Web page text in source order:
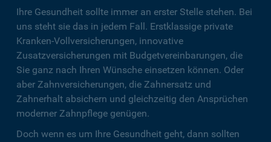
Ihre Gesundheit sollte immer an erster Stelle stehen. Bei
uns steht sie das in jedem Fall. Erstklassige private
Kranken-Vollversicherungen, innovative
Zusatzversicherungen mit Budgetvereinbarungen, die
Sie ganz nach Ihren Wünsche einsetzen können. Oder
aber Zahnversicherungen, die Zahnersatz und
Zahnerhalt absichern und gleichzeitig den Ansprüchen
moderner Zahnpflege genügen.
Doch wenn es um Ihre Gesundheit geht, dann sollten